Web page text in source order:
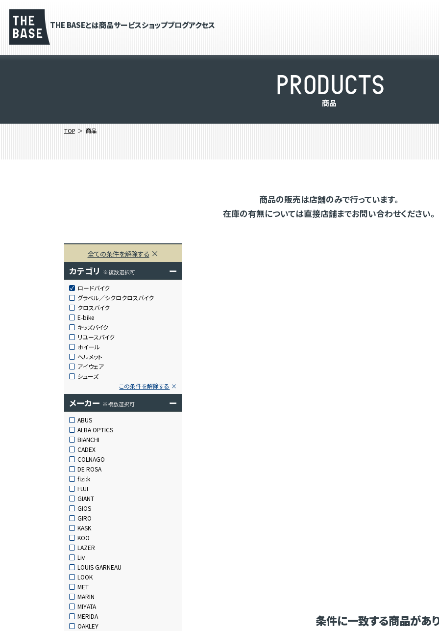
THE BASEとは商品サービスショップブログアクセス
PRODUCTS
商品
TOP 商品
商品の販売は店舗のみで行っています。
在庫の有無については直接店舗までお問い合わせください。
全ての条件を解除する
カテゴリ ※複数選択可 ー
ロードバイク
グラベル／シクロクロスバイク
クロスバイク
E-bike
キッズバイク
リユースバイク
ホイール
ヘルメット
アイウェア
シューズ
この条件を解除する
メーカー ※複数選択可 ー
ABUS
ALBA OPTICS
BIANCHI
CADEX
COLNAGO
DE ROSA
fizi:k
FUJI
GIANT
GIOS
GIRO
KASK
KOO
LAZER
Liv
LOUIS GARNEAU
LOOK
MET
MARIN
MIYATA
MERIDA
OAKLEY
条件に一致する商品があ